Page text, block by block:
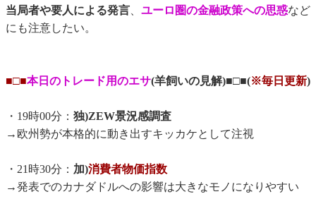
当局者や要人による発言、 ユーロ圏の金融政策への思惑など
にも注意したい。
■□■本日のトレード用のエサ(羊飼いの見解)■□■(※毎日更新)
・19時00分： 独)ZEW景況感調査
→欧州勢が本格的に動き出すキッカケとして注視
・21時30分： 加)消費者物価指数
→発表でのカナダドルへの影響は大きなモノになりやすい